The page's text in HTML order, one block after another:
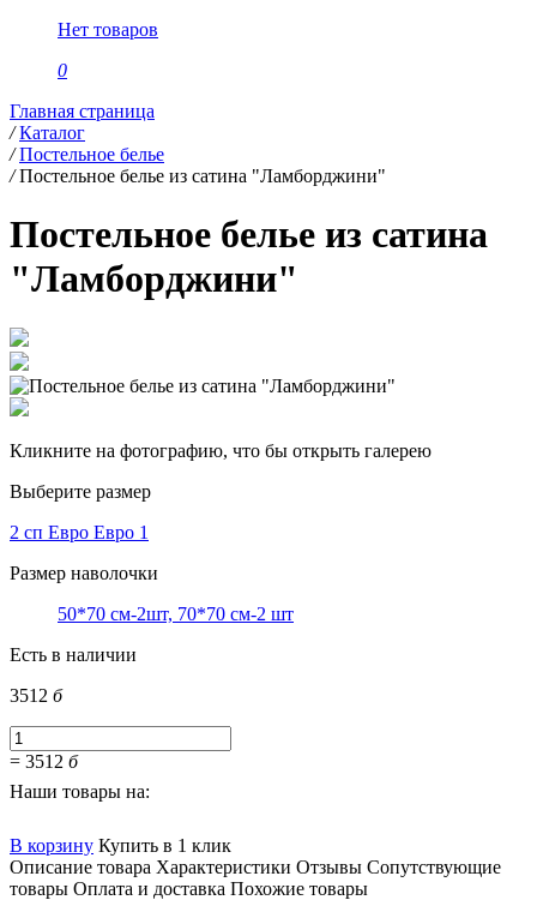
Нет товаров
0
Главная страница
/ Каталог
/ Постельное белье
/ Постельное белье из сатина "Ламборджини"
Постельное белье из сатина
"Ламборджини"
Кликните на фотографию, что бы открыть галерею
Выберите размер
2 сп Евро Евро 1
Размер наволочки
50*70 см-2шт, 70*70 см-2 шт
Есть в наличии
3512 б
= 3512 б
Наши товары на:
В корзину Купить в 1 клик
Описание товара Характеристики Отзывы Сопутствующие
товары Оплата и доставка Похожие товары